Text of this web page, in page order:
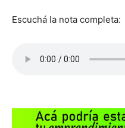
Escuchá la nota completa: